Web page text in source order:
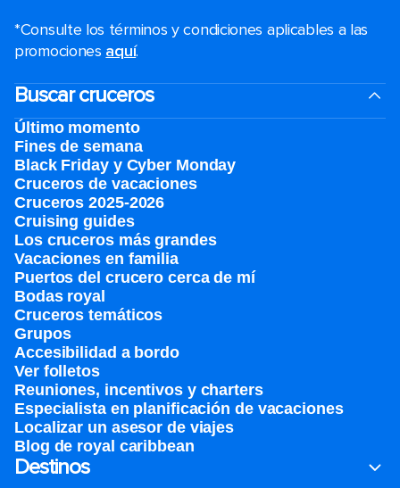
*Consulte los términos y condiciones aplicables a las
promociones aquí.
Buscar cruceros
Último momento
Fines de semana
Black Friday y Cyber Monday
Cruceros de vacaciones
Cruceros 2025-2026
Cruising guides
Los cruceros más grandes
Vacaciones en familia
Puertos del crucero cerca de mí
Bodas royal
Cruceros temáticos
Grupos
Accesibilidad a bordo
Ver folletos
Reuniones, incentivos y charters​
Especialista en planificación de vacaciones
Localizar un asesor de viajes
Blog de royal caribbean
Destinos